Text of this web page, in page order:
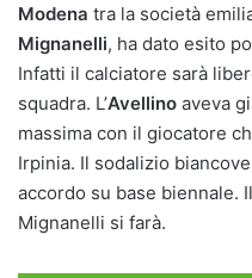
Modena tra la società
Mignanelli, ha dato esito
Infatti il calciatore sarà
squadra. L’Avellino aveva
massima con il giocatore
Irpinia. Il sodalizio
accordo su base biennale.
Mignanelli si farà.